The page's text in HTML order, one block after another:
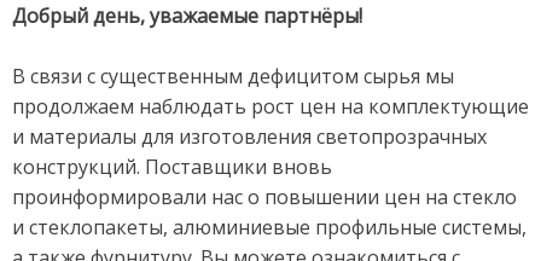
Добрый день, уважаемые партнёры!
В связи с существенным дефицитом сырья мы
продолжаем наблюдать рост цен на комплектующие
и материалы для изготовления светопрозрачных
конструкций. Поставщики вновь
проинформировали нас о повышении цен на стекло
и стеклопакеты, алюминиевые профильные системы,